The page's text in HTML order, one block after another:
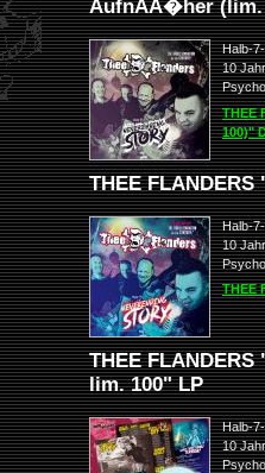
AufnÃÂ�her (lim.
Halb-
10
THEE
100)"
THEE
Halb-
10
THEE
THEE
lim. 100" LP
Halb-
10